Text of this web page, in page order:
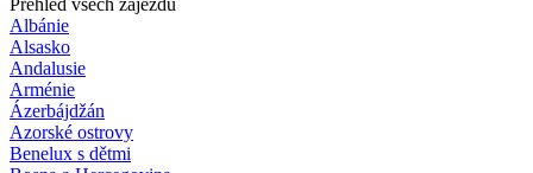
Přehled všech zájezdů
Albánie
Alsasko
Andalusie
Arménie
Ázerbájdžán
Azorské ostrovy
Benelux s dětmi